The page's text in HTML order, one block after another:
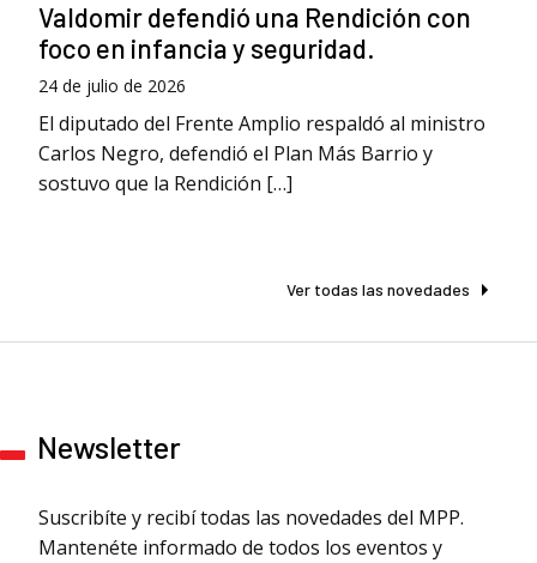
Valdomir defendió una Rendición con
foco en infancia y seguridad.
24 de julio de 2026
El diputado del Frente Amplio respaldó al ministro
Carlos Negro, defendió el Plan Más Barrio y
sostuvo que la Rendición […]
Ver todas las novedades
Newsletter
Suscribíte y recibí todas las novedades del MPP.
Mantenéte informado de todos los eventos y